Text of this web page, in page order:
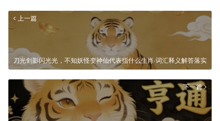
上一篇
刀光剑影闪光光，不知妖怪变神仙代表指什么生肖·词汇释义解答落实
下一篇